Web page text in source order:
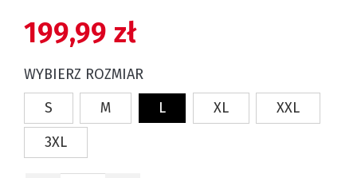
199,99 zł
WYBIERZ ROZMIAR
S
M L XL
XXL
3XL